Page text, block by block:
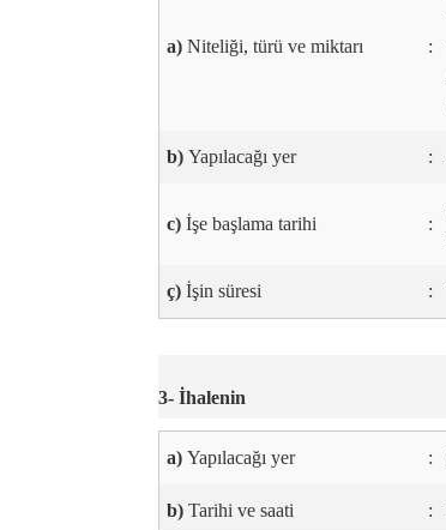
a) Niteliği, türü ve miktarı :
b) Yapılacağı yer :
c) İşe başlama tarihi :
ç) İşin süresi :
3- İhalenin
a) Yapılacağı yer :
b) Tarihi ve saati :